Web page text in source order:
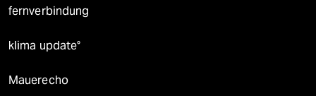
fernverbindung
klima update°
Mauerecho